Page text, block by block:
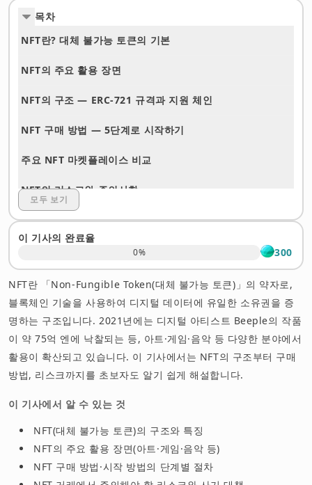
목차
NFT란? 대체 불가능 토큰의 기본
NFT의 주요 활용 장면
NFT의 구조 — ERC-721 규격과 지원 체인
NFT 구매 방법 — 5단계로 시작하기
주요 NFT 마켓플레이스 비교
NFT의 리스크와 주의사항
자주 묻는 질문(FAQ)
OKJ에서 암호화폐를 시작해보세요
정리
모두 보기
이 기사의 완료율
0% 300
NFT란 「Non-Fungible Token(대체 불가능 토큰)」의 약자로,
블록체인 기술을 사용하여 디지털 데이터에 유일한 소유권을 증
명하는 구조입니다. 2021년에는 디지털 아티스트 Beeple의 작품
이 약 75억 엔에 낙찰되는 등, 아트·게임·음악 등 다양한 분야에서
활용이 확산되고 있습니다. 이 기사에서는 NFT의 구조부터 구매
방법, 리스크까지를 초보자도 알기 쉽게 해설합니다.
이 기사에서 알 수 있는 것
NFT(대체 불가능 토큰)의 구조와 특징
NFT의 주요 활용 장면(아트·게임·음악 등)
NFT 구매 방법·시작 방법의 단계별 절차